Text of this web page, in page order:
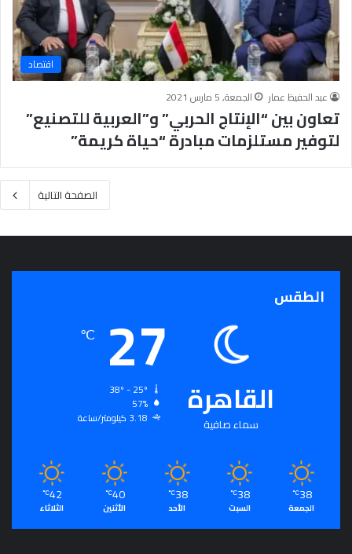
اقتصاد
عبد الحفيظ عمار
الجمعة, 5 مارس 2021
تعاون بين “الإنتاج الحربي” و”العربية للتصنيع”
لتوفير مستلزمات مبادرة “حياة كريمة”
الصفحة التالية
الطقس
القاهرة
سماء صافية
27
℃
57%
3.18 كيلومتر/ساعة
38
℃
الجمعة
38
℃
السبت
38
℃
الأحد
40
℃
الأثنين
42
℃
الثلاثاء